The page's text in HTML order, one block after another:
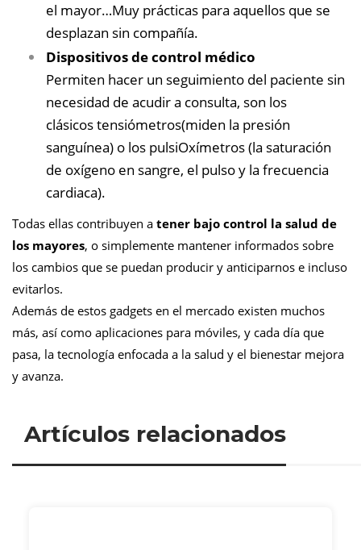
el mayor…Muy prácticas para aquellos que se
desplazan sin compañía.
Dispositivos de control médico
Permiten hacer un seguimiento del paciente sin
necesidad de acudir a consulta, son los
clásicos tensiómetros(miden la presión
sanguínea) o los pulsiOxímetros (la saturación
de oxígeno en sangre, el pulso y la frecuencia
cardiaca).
Todas ellas contribuyen a tener bajo control la salud de
los mayores, o simplemente mantener informados sobre
los cambios que se puedan producir y anticiparnos e incluso
evitarlos.
Además de estos gadgets en el mercado existen muchos
más, así como aplicaciones para móviles, y cada día que
pasa, la tecnología enfocada a la salud y el bienestar mejora
y avanza.
Artículos relacionados